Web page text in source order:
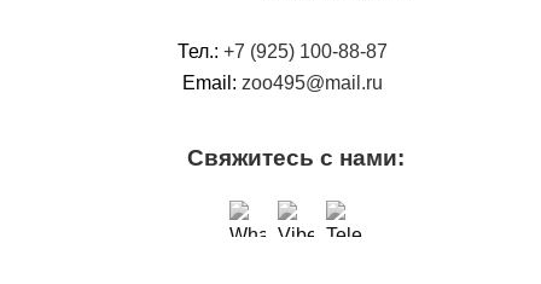
Тел.:+7 (925) 100-88-87
Email: zoo495@mail.ru
Свяжитесь с нами: